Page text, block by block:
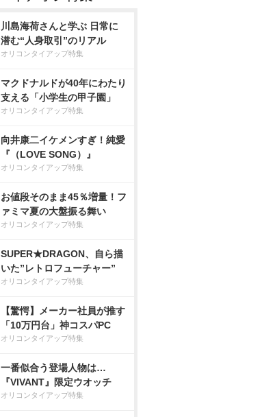
川島海荷さんと学ぶ 日常に
潜む“人身取引”のリアル
オリコンタイアップ特集
マクドナルドが40年にわたり
支える「小学生の甲子園」
オリコンタイアップ特集
向井康二イケメンすぎ！純愛
『（LOVE SONG）』
オリコンタイアップ特集
お値段そのまま45％増量！フ
ァミマ夏の大盤振る舞い
オリコンタイアップ特集
SUPER★DRAGON、自ら描
いた”レトロフューチャー”
オリコンタイアップ特集
【驚愕】メーカー社員が推す
「10万円台」神コスパPC
オリコンタイアップ特集
一番似合う登場人物は…
『VIVANT』限定ウオッチ
オリコンタイアップ特集